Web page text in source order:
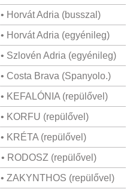
• Horvát Adria (busszal)
• Horvát Adria (egyénileg)
• Szlovén Adria (egyénileg)
• Costa Brava (Spanyolo.)
• KEFALÓNIA (repülővel)
• KORFU (repülővel)
• KRÉTA (repülővel)
• RODOSZ (repülővel)
• ZAKYNTHOS (repülővel)